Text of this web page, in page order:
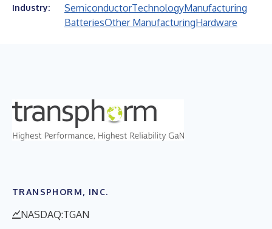
Industry: SemiconductorTechnologyManufacturing
BatteriesOther ManufacturingHardware
TRANSPHORM, INC.
NASDAQ:TGAN